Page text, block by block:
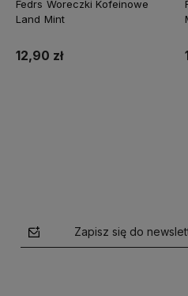
Fedrs Woreczki Kofeinowe
Land Mint
12,90 zł
Zapisz się do